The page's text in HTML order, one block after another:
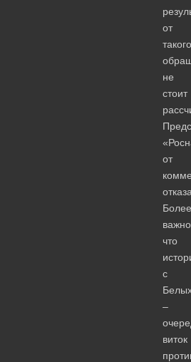
от
такого
не
стоит
от
Более
что
с
–
виток